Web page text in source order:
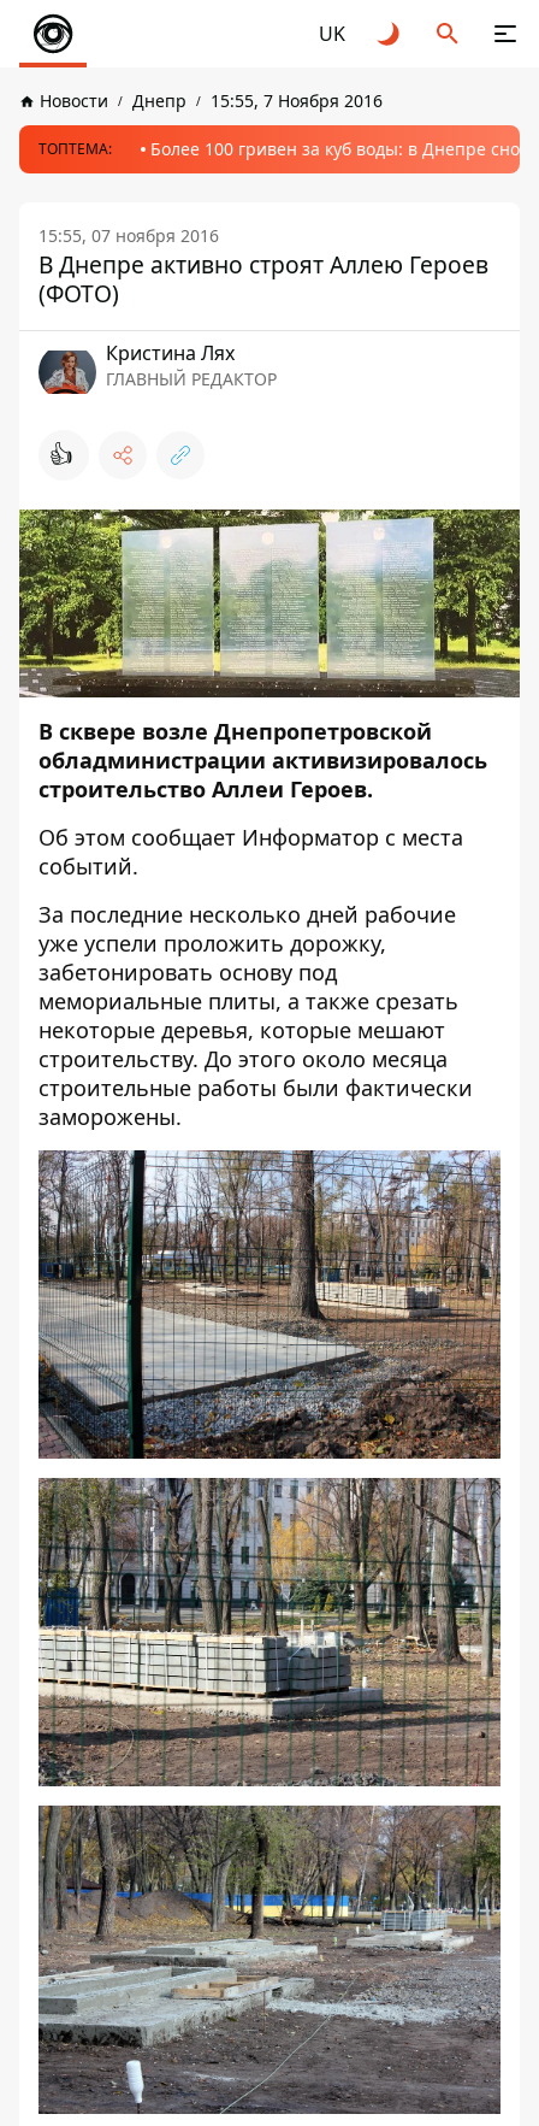
UK
Новости Днепр 15:55, 7 Ноября 2016
ТОПТЕМА: Более 100 гривен за куб воды: в Днепре
15:55, 07 ноября 2016
В Днепре активно строят Аллею Героев
(ФОТО)
Кристина Лях
ГЛАВНЫЙ РЕДАКТОР
👍
В сквере возле Днепропетровской
обладминистрации активизировалось
строительство Аллеи Героев.
Об этом сообщает Информатор с места
событий.
За последние несколько дней рабочие
уже успели проложить дорожку,
забетонировать основу под
мемориальные плиты, а также срезать
некоторые деревья, которые мешают
строительству. До этого около месяца
строительные работы были фактически
заморожены.